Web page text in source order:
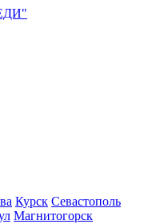
Курск Севастополь
Магнитогорск